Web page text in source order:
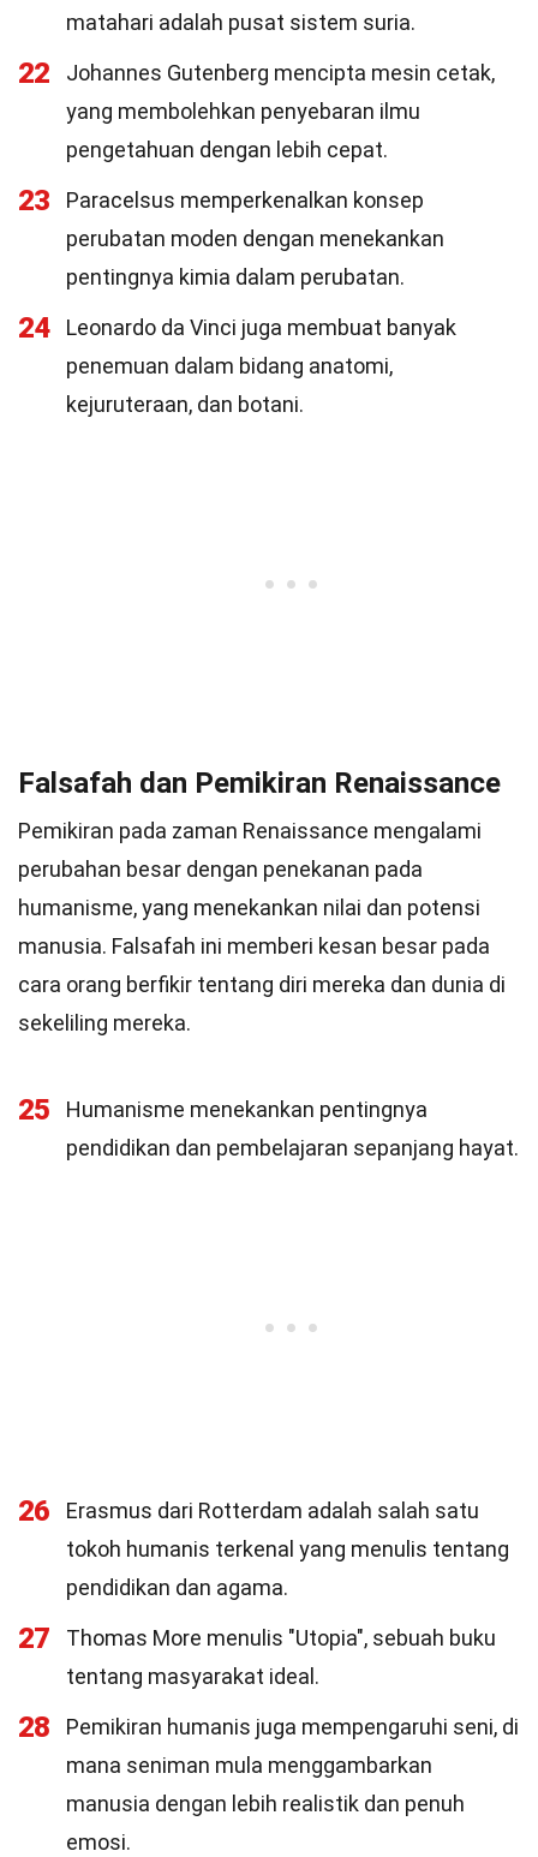
matahari adalah pusat sistem suria.
22
Johannes Gutenberg mencipta mesin cetak,
yang membolehkan penyebaran ilmu
pengetahuan dengan lebih cepat.
23
Paracelsus memperkenalkan konsep
perubatan moden dengan menekankan
pentingnya kimia dalam perubatan.
24
Leonardo da Vinci juga membuat banyak
penemuan dalam bidang anatomi,
kejuruteraan, dan botani.
Falsafah dan Pemikiran Renaissance
Pemikiran pada zaman Renaissance mengalami
perubahan besar dengan penekanan pada
humanisme, yang menekankan nilai dan potensi
manusia. Falsafah ini memberi kesan besar pada
cara orang berfikir tentang diri mereka dan dunia di
sekeliling mereka.
25
Humanisme menekankan pentingnya
pendidikan dan pembelajaran sepanjang hayat.
26
Erasmus dari Rotterdam adalah salah satu
tokoh humanis terkenal yang menulis tentang
pendidikan dan agama.
27
Thomas More menulis "Utopia", sebuah buku
tentang masyarakat ideal.
28
Pemikiran humanis juga mempengaruhi seni, di
mana seniman mula menggambarkan
manusia dengan lebih realistik dan penuh
emosi.